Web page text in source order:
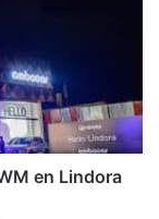
en Lindora